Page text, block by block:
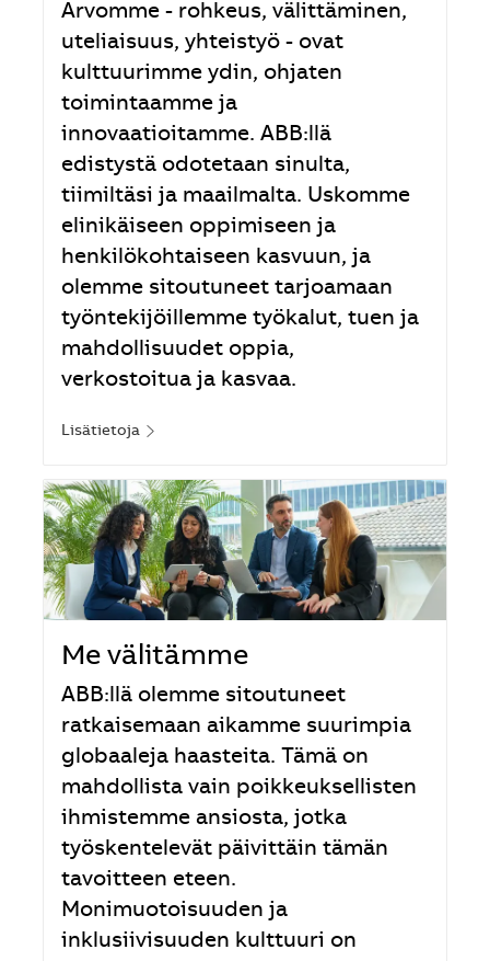
Arvomme - rohkeus, välittäminen,
uteliaisuus, yhteistyö - ovat
kulttuurimme ydin, ohjaten
toimintaamme ja
innovaatioitamme. ABB:llä
edistystä odotetaan sinulta,
tiimiltäsi ja maailmalta. Uskomme
elinikäiseen oppimiseen ja
henkilökohtaiseen kasvuun, ja
olemme sitoutuneet tarjoamaan
työntekijöillemme työkalut, tuen ja
mahdollisuudet oppia,
verkostoitua ja kasvaa.
Lisätietoja
Me välitämme
ABB:llä olemme sitoutuneet
ratkaisemaan aikamme suurimpia
globaaleja haasteita. Tämä on
mahdollista vain poikkeuksellisten
ihmistemme ansiosta, jotka
työskentelevät päivittäin tämän
tavoitteen eteen.
Monimuotoisuuden ja
inklusiivisuuden kulttuuri on